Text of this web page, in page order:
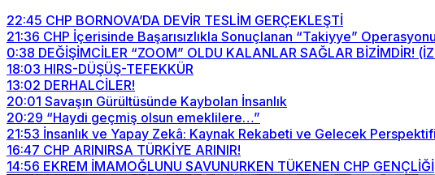
22:45 CHP BORNOVA’DA DEVİR TESLİM GERÇEKLEŞTİ
21:36 CHP İçerisinde Başarısızlıkla Sonuçlanan “Takiyye”
0:38 DEĞİŞİMCİLER “ZOOM” OLDU KALANLAR SAĞLAR BİZİMDİR!
18:03 HIRS-DÜŞÜŞ-TEFEKKÜR
13:02 DERHALCİLER!
20:01 Savaşın Gürültüsünde Kaybolan İnsanlık
20:29 “Haydi geçmiş olsun emeklilere…”
21:53 İnsanlık ve Yapay Zekâ: Kaynak Rekabeti ve Gelecek Perspektifi
16:47 CHP ARINIRSA TÜRKİYE ARINIR!
14:56 EKREM İMAMOĞLUNU SAVUNURKEN TÜKENEN CHP GENÇLİĞİ